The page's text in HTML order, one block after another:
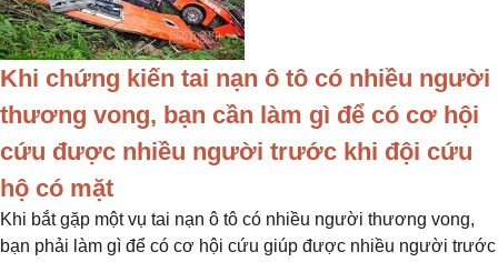
Khi chứng kiến tai nạn ô tô có nhiều người
thương vong, bạn cần làm gì để có cơ hội
cứu được nhiều người trước khi đội cứu
hộ có mặt
Khi bắt gặp một vụ tai nạn ô tô có nhiều người thương vong,
bạn phải làm gì để có cơ hội cứu giúp được nhiều người trước